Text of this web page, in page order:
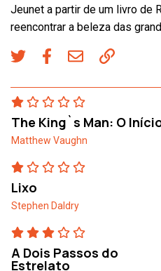
Jeunet a partir de um livro de
reencontrar a beleza das
The King`s Man: O
Matthew Vaughn
Lixo
Stephen Daldry
A Dois Passos do
Estrelato